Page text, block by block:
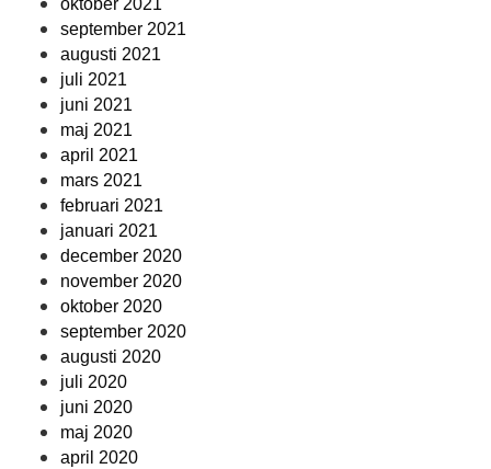
oktober 2021
september 2021
augusti 2021
juli 2021
juni 2021
maj 2021
april 2021
mars 2021
februari 2021
januari 2021
december 2020
november 2020
oktober 2020
september 2020
augusti 2020
juli 2020
juni 2020
maj 2020
april 2020